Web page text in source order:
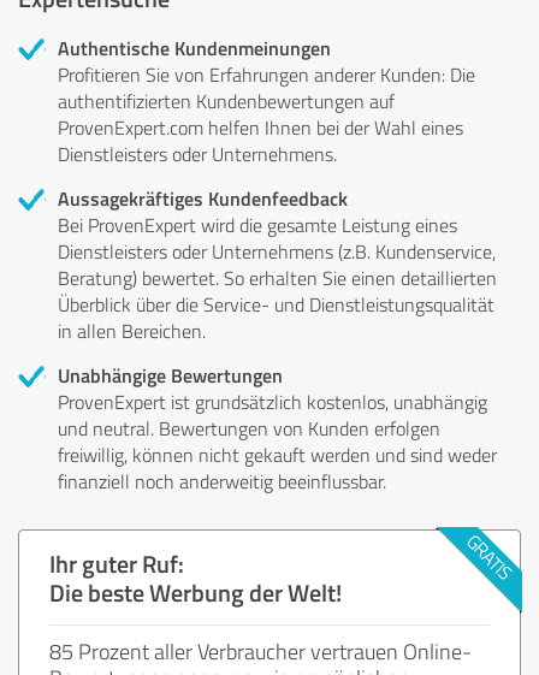
Authentische Kundenmeinungen
Profitieren Sie von Erfahrungen anderer Kunden: Die
authentifizierten Kundenbewertungen auf
ProvenExpert.com helfen Ihnen bei der Wahl eines
Dienstleisters oder Unternehmens.
Aussagekräftiges Kundenfeedback
Bei ProvenExpert wird die gesamte Leistung eines
Dienstleisters oder Unternehmens (z.B. Kundenservice,
Beratung) bewertet. So erhalten Sie einen detaillierten
Überblick über die Service- und Dienstleistungsqualität
in allen Bereichen.
Unabhängige Bewertungen
ProvenExpert ist grundsätzlich kostenlos, unabhängig
und neutral. Bewertungen von Kunden erfolgen
freiwillig, können nicht gekauft werden und sind weder
finanziell noch anderweitig beeinflussbar.
Ihr guter Ruf:
Die beste Werbung der Welt!
85 Prozent aller Verbraucher vertrauen Online-